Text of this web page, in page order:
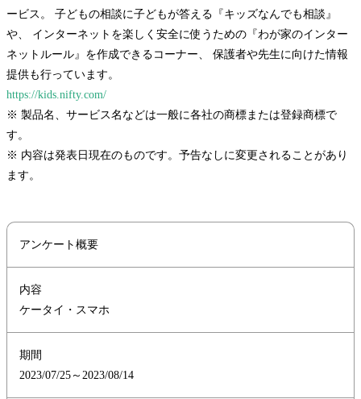
ービス。 子どもの相談に子どもが答える『キッズなんでも相談』
や、 インターネットを楽しく安全に使うための『わが家のインター
ネットルール』を作成できるコーナー、 保護者や先生に向けた情報
提供も行っています。
https://kids.nifty.com/
※ 製品名、サービス名などは一般に各社の商標または登録商標で
す。
※ 内容は発表日現在のものです。予告なしに変更されることがあり
ます。
アンケート概要
内容
ケータイ・スマホ
期間
2023/07/25～2023/08/14